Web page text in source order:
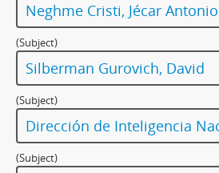
Neghme Cristi, Jécar Antonio
(Subject)
Silberman Gurovich, David
(Subject)
Dirección de Inteligencia
(Subject)